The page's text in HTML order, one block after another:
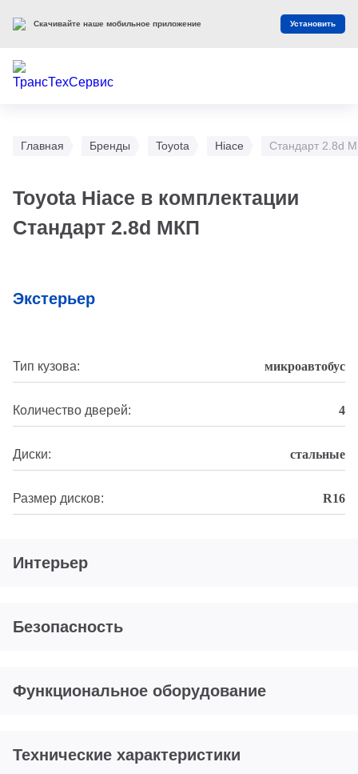
Главная Бренды Toyota Hiace Стандарт 2.8d
Toyota Hiace в комплектации
Стандарт 2.8d МКП
Экстерьер
Тип кузова: микроавтобус
Количество дверей: 4
Диски: стальные
Размер дисков: R16
Интерьер
Безопасность
Функциональное оборудование
Технические характеристики
Скачивайте наше мобильное приложение Установить